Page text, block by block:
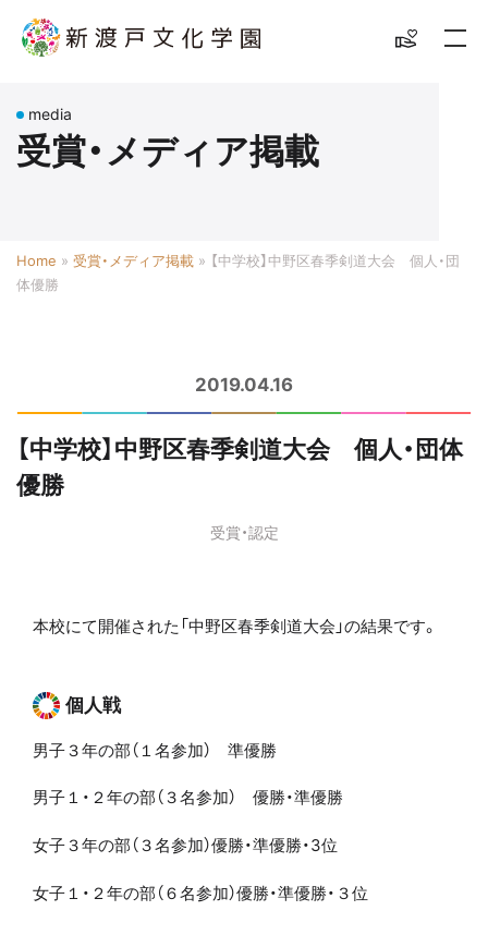
media
受賞・メディア掲載
Home » 受賞・メディア掲載 » 【中学校】中野区春季剣道大会 個人・団
体優勝
2019.04.16
【中学校】中野区春季剣道大会 個人・団体
優勝
受賞・認定
本校にて開催された「中野区春季剣道大会」の結果です。
個人戦
男子３年の部（１名参加） 準優勝
男子１・２年の部（３名参加） 優勝・準優勝
女子３年の部（３名参加）優勝・準優勝・3位
女子１・２年の部（６名参加）優勝・準優勝・３位